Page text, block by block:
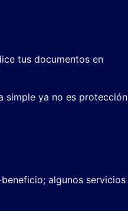
tus documentos en
simple ya no es protección
algunos servicios